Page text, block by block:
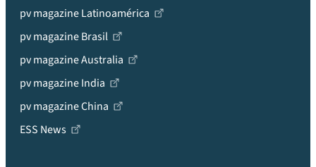
pv magazine Latinoamérica
pv magazine Brasil
pv magazine Australia
pv magazine India
pv magazine China
ESS News